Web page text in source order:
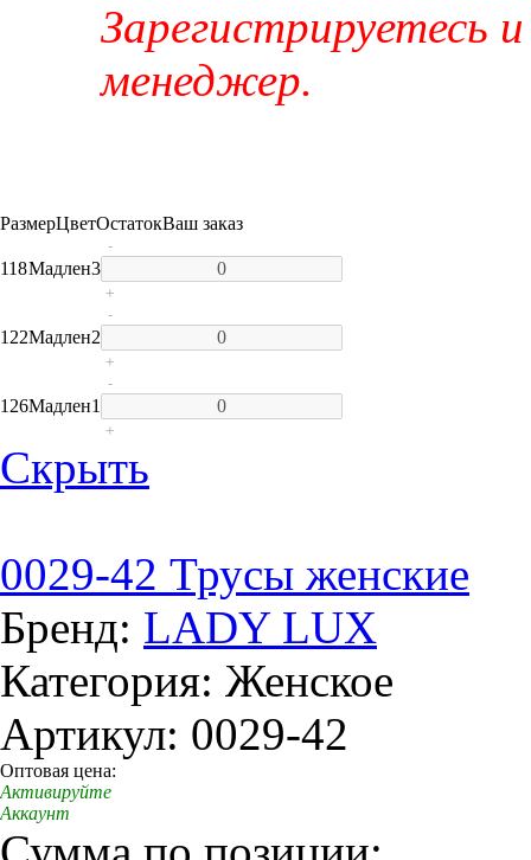
Зарегистрируетесь
менеджер.
РазмерЦветОстатокВаш заказ
118Мадлен3
-
+
122Мадлен2
-
+
126Мадлен1
-
+
Скрыть
0029-42 Трусы женские
Бренд: LADY LUX
Категория: Женское
Артикул: 0029-42
Оптовая цена:
Активируйте
Аккаунт